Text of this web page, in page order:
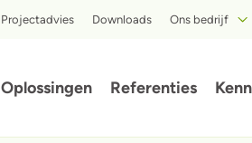
Projectadvies Downloads Ons bedrijf
Oplossingen Referenties